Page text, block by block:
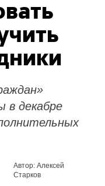
декабре
Автор: Алексей
Старков